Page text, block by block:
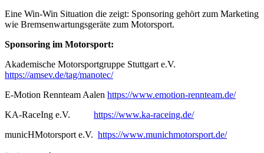
Eine Win-Win Situation die zeigt: Sponsoring gehört zum Marketing
wie Bremsenwartungsgeräte zum Motorsport.
Sponsoring im Motorsport:
Akademische Motorsportgruppe Stuttgart e.V.
https://amsev.de/tag/manotec/
E-Motion Rennteam Aalen https://www.emotion-rennteam.de/
KA-RaceIng e.V. https://www.ka-raceing.de/
municHMotorsport e.V. https://www.munichmotorsport.de/